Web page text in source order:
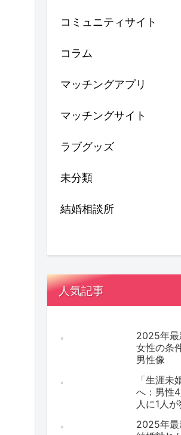
コミュニティサイト
コラム
マッチングアプリ
マッチングサイト
ラブグッズ
未分類
結婚相談所
人気記事
2025年
女性の条
男性像
「生涯未
へ：男性
人に1人
2025年最